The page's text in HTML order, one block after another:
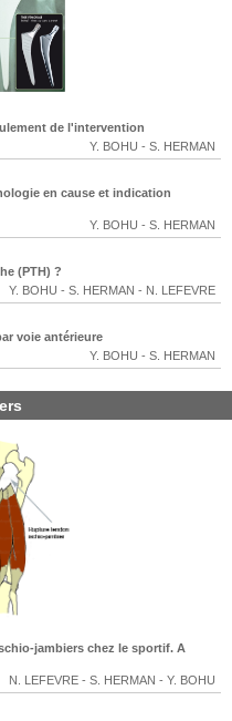
de l'intervention
Y. BOHU - S. HERMAN
en cause et indication
Y. BOHU - S. HERMAN
(PTH) ?
Y. BOHU - S. HERMAN - N. LEFEVRE
voie antérieure
Y. BOHU - S. HERMAN
jambiers chez le sportif. A
N. LEFEVRE - S. HERMAN - Y. BOHU